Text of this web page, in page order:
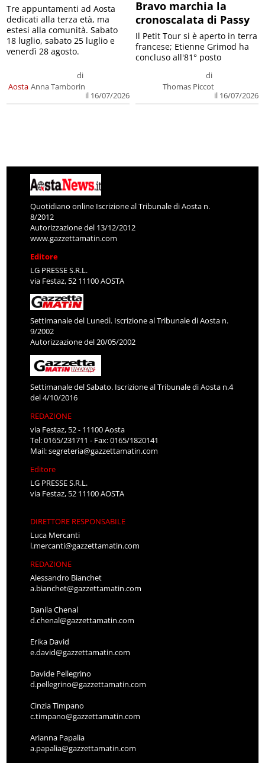
Aosta
di
Anna Tamborin
il 16/07/2026
Tre appuntamenti ad Aosta
dedicati alla terza età, ma
estesi alla comunità. Sabato
18 luglio, sabato 25 luglio e
venerdì 28 agosto.
Bravo marchia la
cronoscalata di Passy
di
Thomas Piccot
il 16/07/2026
Il Petit Tour si è aperto in terra
francese; Etienne Grimod ha
concluso all'81° posto
Quotidiano online Iscrizione al Tribunale di Aosta n.
8/2012
Autorizzazione del 13/12/2012
www.gazzettamatin.com
Editore
LG PRESSE S.R.L.
via Festaz, 52 11100 AOSTA
Settimanale del Lunedì. Iscrizione al Tribunale di Aosta n.
9/2002
Autorizzazione del 20/05/2002
Settimanale del Sabato. Iscrizione al Tribunale di Aosta n.4
del 4/10/2016
REDAZIONE
via Festaz, 52 - 11100 Aosta
Tel: 0165/231711 - Fax: 0165/1820141
Mail:segreteria@gazzettamatin.com
Editore
LG PRESSE S.R.L.
via Festaz, 52 11100 AOSTA
DIRETTORE RESPONSABILE
Luca Mercanti
l.mercanti@gazzettamatin.com
REDAZIONE
Alessandro Bianchet
a.bianchet@gazzettamatin.com
Danila Chenal
d.chenal@gazzettamatin.com
Erika David
e.david@gazzettamatin.com
Davide Pellegrino
d.pellegrino@gazzettamatin.com
Cinzia Timpano
c.timpano@gazzettamatin.com
Arianna Papalia
a.papalia@gazzettamatin.com